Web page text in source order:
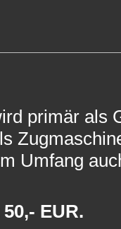
primär als
Umfang
EUR.